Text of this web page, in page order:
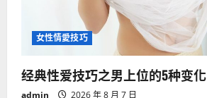
女性情愛技巧
经典性爱技巧之男上位的5种变化
admin 2026 年 8 月 7 日